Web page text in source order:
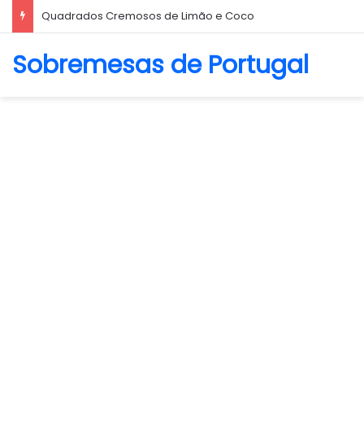
Biscoito Amanteigado
Sobremesas de Portugal